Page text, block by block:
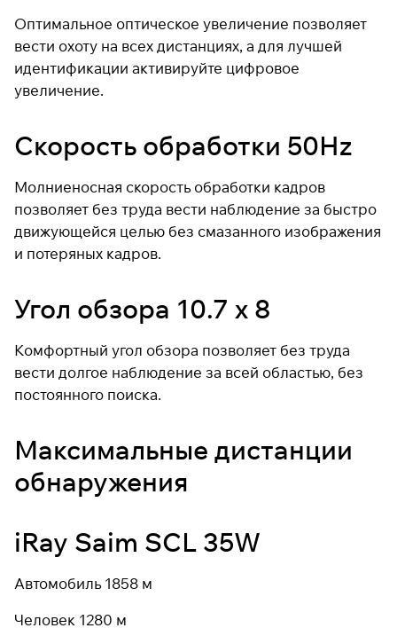
Оптимальное оптическое увеличение позволяет
вести охоту на всех дистанциях, а для лучшей
идентификации активируйте цифровое
увеличение.
Скорость обработки 50Hz
Молниеносная скорость обработки кадров
позволяет без труда вести наблюдение за быстро
движующейся целью без смазанного изображения
и потеряных кадров.
Угол обзора 10.7 x 8
Комфортный угол обзора позволяет без труда
вести долгое наблюдение за всей областью, без
постоянного поиска.
Максимальные дистанции
обнаружения
iRay Saim SCL 35W
Автомобиль 1858 м
Человек 1280 м